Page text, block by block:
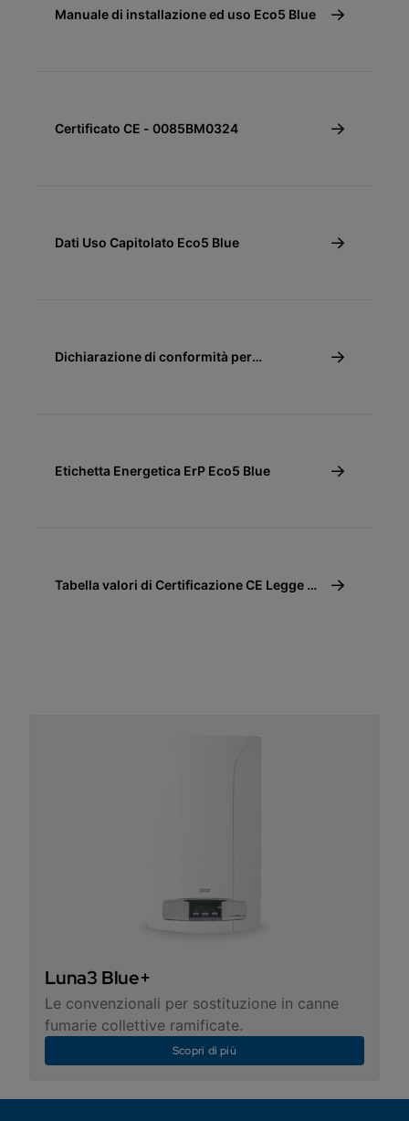
Manuale di installazione ed uso Eco5 Blue
Certificato CE - 0085BM0324
Dati Uso Capitolato Eco5 Blue
Dichiarazione di conformità per
Etichetta Energetica ErP Eco5 Blue
Tabella valori di Certificazione CE Legge 10
Luna3 Blue+
Le convenzionali per sostituzione in canne
fumarie collettive ramificate.
Scopri di più